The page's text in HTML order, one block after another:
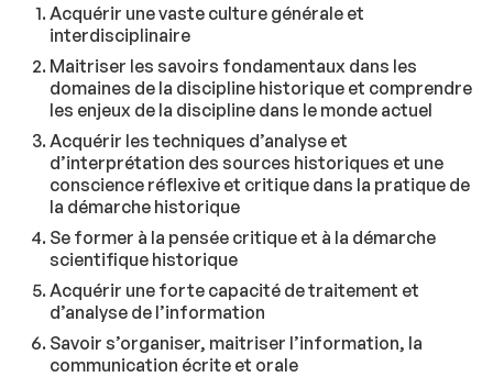
Acquérir une vaste culture générale et
interdisciplinaire
Maitriser les savoirs fondamentaux dans les
domaines de la discipline historique et comprendre
les enjeux de la discipline dans le monde actuel
Acquérir les techniques d’analyse et
d’interprétation des sources historiques et une
conscience réflexive et critique dans la pratique de
la démarche historique
Se former à la pensée critique et à la démarche
scientifique historique
Acquérir une forte capacité de traitement et
d’analyse de l’information
Savoir s’organiser, maitriser l’information, la
communication écrite et orale